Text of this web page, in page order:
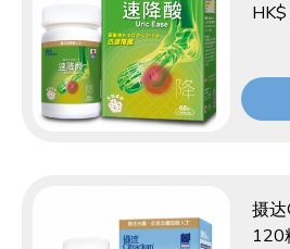
摄
120